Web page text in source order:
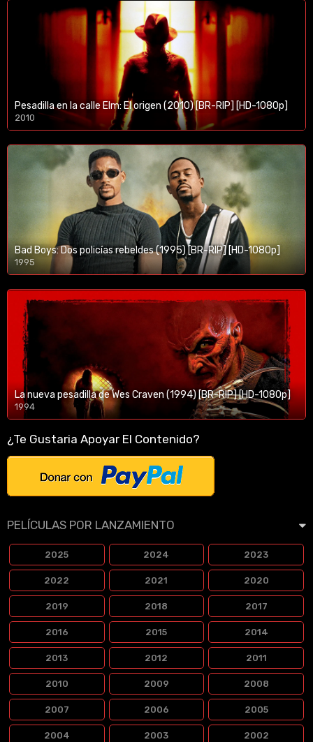
Pesadilla en la calle Elm: El origen (2010) [BR-RIP] [HD-1080p]
2010
1080p/720p
Bad Boys: Dos policías rebeldes (1995) [BR-RIP] [HD-1080p]
1995
1080p/720p
La nueva pesadilla de Wes Craven (1994) [BR-RIP] [HD-1080p]
1994
1080p/720p
¿Te Gustaria Apoyar El Contenido?
PELÍCULAS POR LANZAMIENTO
2025 2024 2023
2022 2021 2020
2019 2018 2017
2016 2015 2014
2013 2012 2011
2010 2009 2008
2007 2006 2005
2004 2003 2002